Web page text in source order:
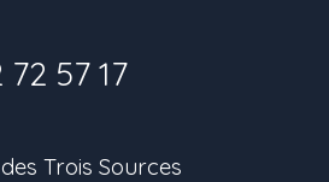
72 57 17
Trois Sources